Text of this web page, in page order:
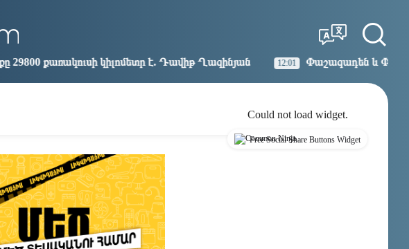
է. Դավիթ Ղազինյան 12:01 Փաշազադեն և Փաշինյանն ընդդեմ Հայ
Could not load widget.
Free Social Share Buttons Widget